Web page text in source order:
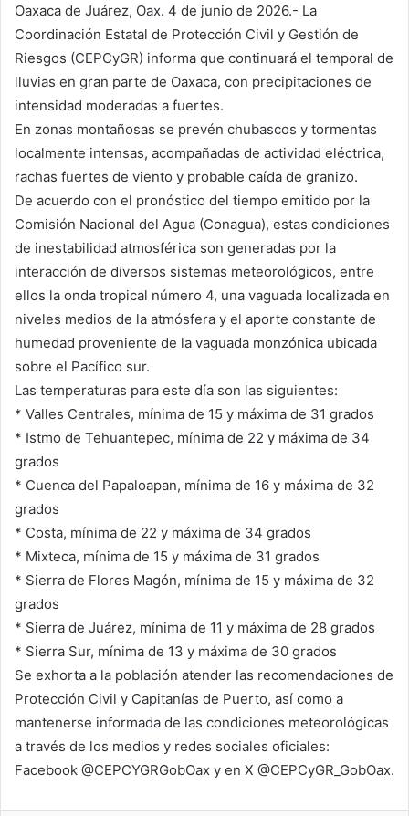
Oaxaca de Juárez, Oax. 4 de junio de 2026.- La
Coordinación Estatal de Protección Civil y Gestión de
Riesgos (CEPCyGR) informa que continuará el temporal de
lluvias en gran parte de Oaxaca, con precipitaciones de
intensidad moderadas a fuertes.
En zonas montañosas se prevén chubascos y tormentas
localmente intensas, acompañadas de actividad eléctrica,
rachas fuertes de viento y probable caída de granizo.
De acuerdo con el pronóstico del tiempo emitido por la
Comisión Nacional del Agua (Conagua), estas condiciones
de inestabilidad atmosférica son generadas por la
interacción de diversos sistemas meteorológicos, entre
ellos la onda tropical número 4, una vaguada localizada en
niveles medios de la atmósfera y el aporte constante de
humedad proveniente de la vaguada monzónica ubicada
sobre el Pacífico sur.
Las temperaturas para este día son las siguientes:
* Valles Centrales, mínima de 15 y máxima de 31 grados
* Istmo de Tehuantepec, mínima de 22 y máxima de 34
grados
* Cuenca del Papaloapan, mínima de 16 y máxima de 32
grados
* Costa, mínima de 22 y máxima de 34 grados
* Mixteca, mínima de 15 y máxima de 31 grados
* Sierra de Flores Magón, mínima de 15 y máxima de 32
grados
* Sierra de Juárez, mínima de 11 y máxima de 28 grados
* Sierra Sur, mínima de 13 y máxima de 30 grados
Se exhorta a la población atender las recomendaciones de
Protección Civil y Capitanías de Puerto, así como a
mantenerse informada de las condiciones meteorológicas
a través de los medios y redes sociales oficiales:
Facebook @CEPCYGRGobOax y en X @CEPCyGR_GobOax.